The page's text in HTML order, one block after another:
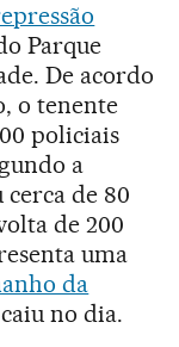
Parque
De acordo
o tenente
policiais
a
de 80
de 200
uma
da
no dia.